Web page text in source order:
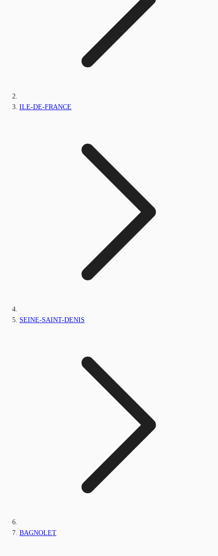
ILE-DE-FRANCE
SEINE-SAINT-DENIS
BAGNOLET